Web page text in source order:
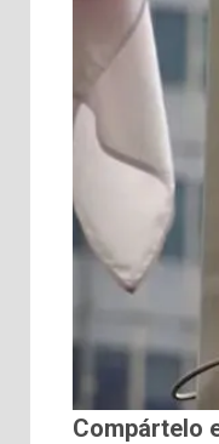
Compártelo